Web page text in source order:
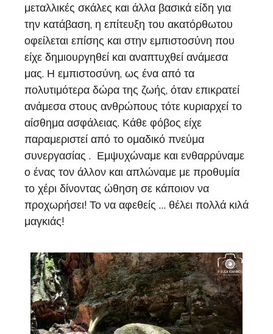
μεταλλικές σκάλες και άλλα βασικά είδη για
την κατάβαση, η επίτευξη του ακατόρθωτου
οφείλεται επίσης και στην εμπιστοσύνη που
είχε δημιουργηθεί και αναπτυχθεί ανάμεσα
μας. Η εμπιστοσύνη, ως ένα από τα
πολυτιμότερα δώρα της ζωής, όταν επικρατεί
ανάμεσα στους ανθρώπους τότε κυριαρχεί το
αίσθημα ασφάλειας. Κάθε φόβος είχε
παραμεριστεί από το ομαδικό πνεύμα
συνεργασίας . Εμψυχώναμε και ενθαρρύναμε
ο ένας τον άλλον και απλώναμε με προθυμία
το χέρι δίνοντας ώθηση σε κάποιον να
προχωρήσει! Το να αφεθείς … θέλει πολλά κιλά
μαγκιάς!